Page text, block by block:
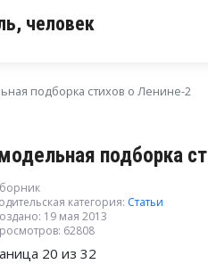
человек
подборка стихов о Ленине-2
подборка
категория: Статьи
19 мая 2013
62808
20 из 32